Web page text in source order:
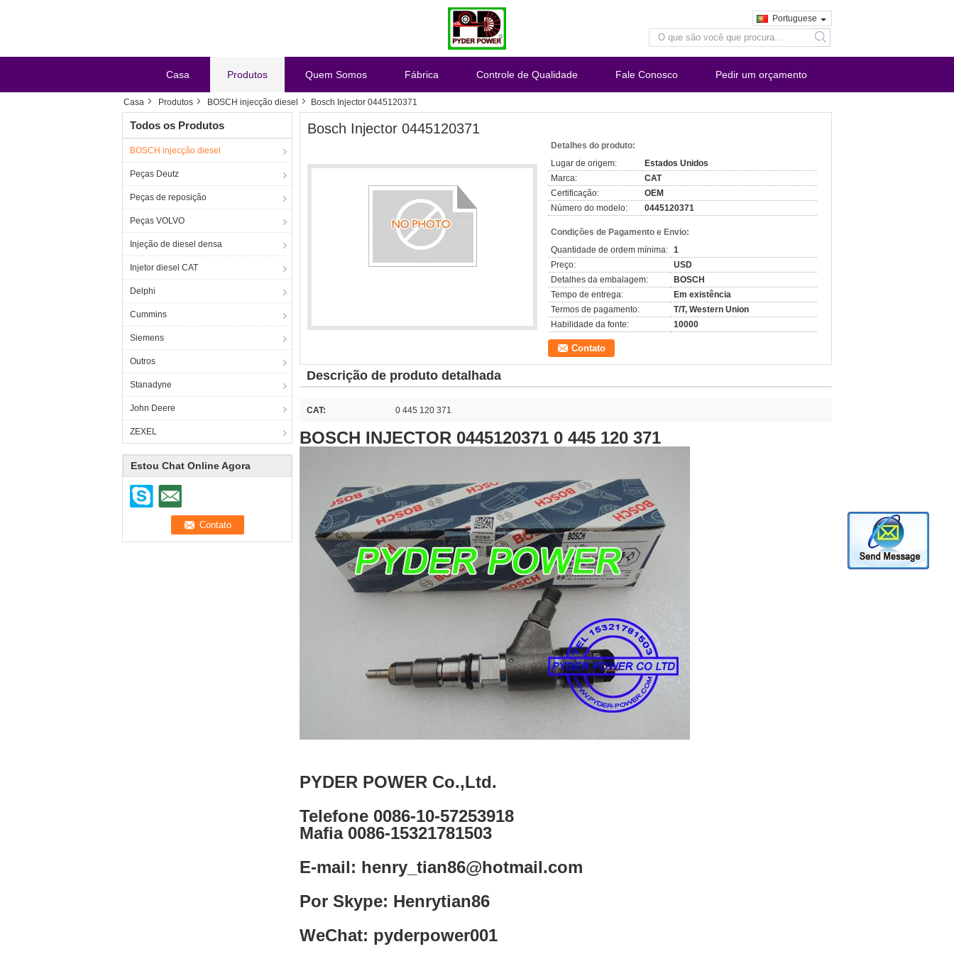
Portuguese
search
Casa Produtos Quem Somos Fábrica Controle de Qualidade Fale Conosco Pedir um orçamento
Casa Produtos BOSCH injecção diesel Bosch Injector 0445120371
Todos os Produtos
BOSCH injecção diesel
Peças Deutz
Peças de reposição
Peças VOLVO
Injeção de diesel densa
Injetor diesel CAT
Delphi
Cummins
Siemens
Outros
Stanadyne
John Deere
ZEXEL
Estou Chat Online Agora
Bosch Injector 0445120371
Detalhes do produto:
Lugar de origem:
Estados Unidos
Marca:
CAT
Certificação:
OEM
Número do modelo:
0445120371
Condições de Pagamento e Envio:
Quantidade de ordem mínima: 1
Preço:
USD
Detalhes da embalagem:
BOSCH
Tempo de entrega:
Em existência
Termos de pagamento:
T/T, Western Union
Habilidade da fonte:
10000
Contato
Descrição de produto detalhada
CAT: 0 445 120 371
BOSCH INJECTOR 0445120371 0 445 120 371
PYDER POWER Co.,Ltd.
Telefone 0086-10-57253918
Mafia 0086-15321781503
E-mail: henry_tian86@hotmail.com
Por Skype: Henrytian86
WeChat: pyderpower001